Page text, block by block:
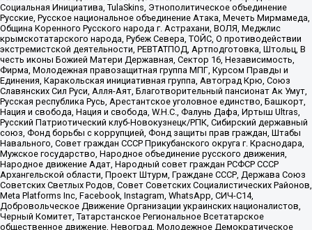
Социальная Инициатива, TulaSkins, Этнополитическое объединение
Русские, Русское национальное объединение Атака, Мечеть Мирмамеда,
Община Коренного Русского народа г. Астрахани, ВОЛЯ, Меджлис
крымскотатарского народа, Рубеж Севера, ТОЙС, О противодействии
экстремистской деятельности, РЕВТАТПОД, Артподготовка, Штольц, В
честь иконы Божией Матери Державная, Сектор 16, Независимость,
Фирма, Молодежная правозащитная группа МПГ, Курсом Правды и
Единения, Каракольская инициативная группа, Автоград Крю, Союз
Славянских Сил Руси, Алля-Аят, Благотворительный пансионат Ак Умут,
Русская республика Русь, Арестантское уголовное единство, Башкорт,
Нация и свобода, Нация и свобода, W.H.С., Фалунь Дафа, Иртыш Ultras,
Русский Патриотический клуб-Новокузнецк/РПК, Сибирский державный
союз, Фонд борьбы с коррупцией, Фонд защиты прав граждан, Штабы
Навального, Совет граждан СССР Прикубанского округа г. Краснодара,
Мужское государство, Народное объединение русского движения,
Народное движение Адат, Народный совет граждан РСФСР СССР
Архангельской области, Проект Штурм, Граждане СССР, Держава Союз
Советских Светлых Родов, Совет Советских Социалистических Районов,
Meta Platforms Inc, Facebook, Instagram, WhatsApp, СИЧ-С14,
Добровольческое Движение Организации украинских националистов,
Черный Комитет, Татарстанское Региональное Всетатарское
общественное движение, Невоград, Молодежное Демократическое